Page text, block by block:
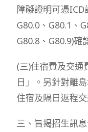
障礙證明可憑ICD
G80.0、G80.1、
G80.8、G80.9)確
(三)住宿費及交通
日」。另針對離
住宿及隔日返程
三、旨揭招生訊息